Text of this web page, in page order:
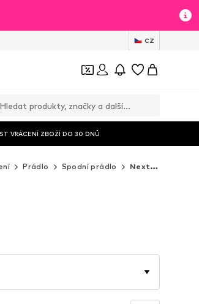
CZ
VRÁCENÍ ZBOŽÍ DO 30 DNŮ
Prádlo Spodní prádlo Next Spodní prádlo